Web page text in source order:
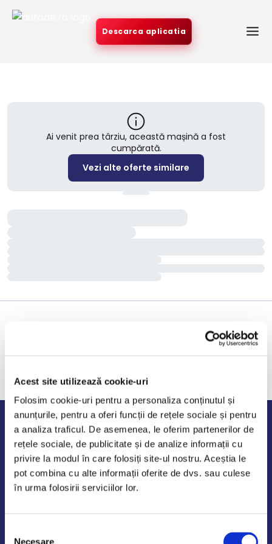
Acest site utilizează cookie-uri
Folosim cookie-uri pentru a personaliza conținutul și
anunțurile, pentru a oferi funcții de rețele sociale și pentru
a analiza traficul. De asemenea, le oferim partenerilor de
rețele sociale, de publicitate și de analize informații cu
privire la modul în care folosiți site-ul nostru. Aceștia le
pot combina cu alte informații oferite de dvs. sau culese
în urma folosirii serviciilor lor.
Necesare
Descarca aplicatia
Ai venit prea târziu, această mașină a fost
cumpărată.
Vezi alte oferte similare
Program de lucru
Luni - Vineri: 09:00-18:00
Sambata - Duminica: 10:00-14:00